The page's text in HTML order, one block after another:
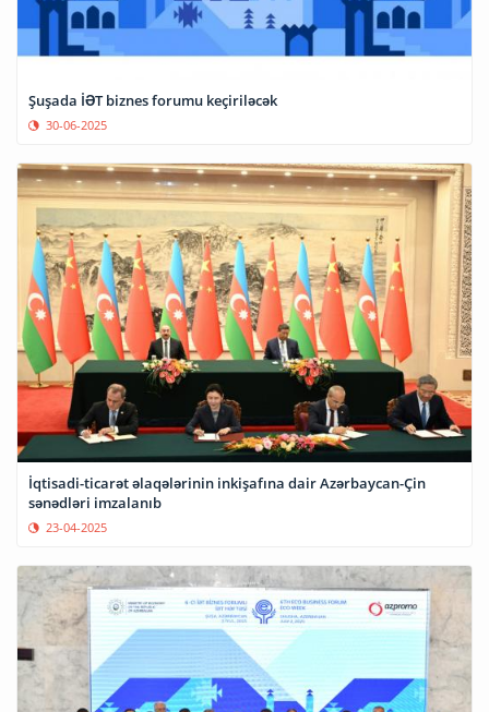
Şuşada İƏT biznes forumu keçiriləcək
30-06-2025
İqtisadi-ticarət əlaqələrinin inkişafına dair Azərbaycan-Çin
sənədləri imzalanıb
23-04-2025